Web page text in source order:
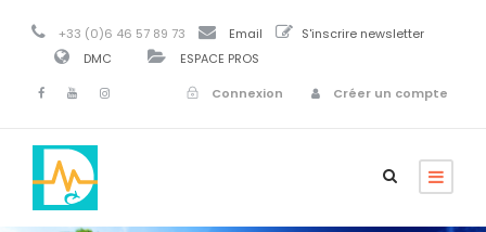
+33 (0)6 46 57 89 73 Email
S'inscrire newsletter
DMC
ESPACE PROS
Connexion
Créer un compte